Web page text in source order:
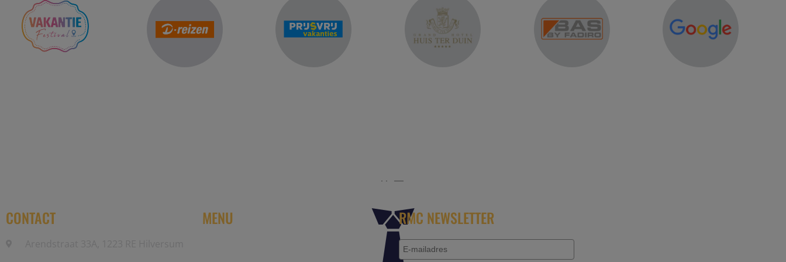
CONTACT MENU RMC NEWSLETTER